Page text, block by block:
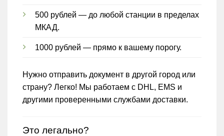
500 рублей — до любой станции в пределах
МКАД.
1000 рублей — прямо к вашему порогу.
Нужно отправить документ в другой город или
страну? Легко! Мы работаем с DHL, EMS и
другими проверенными службами доставки.
Это легально?